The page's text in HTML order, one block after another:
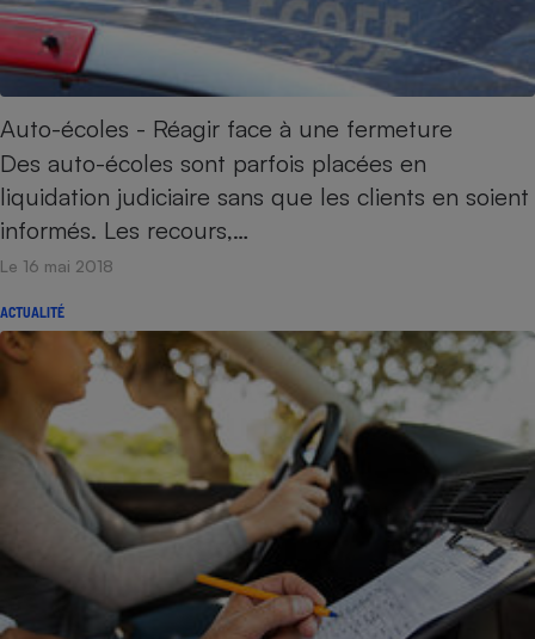
Auto-écoles - Réagir face à une fermeture
Des auto-écoles sont parfois placées en
liquidation judiciaire sans que les clients en soient
informés. Les recours,…
Le 16 mai 2018
ACTUALITÉ